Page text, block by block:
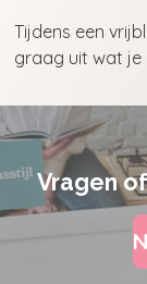
Tijdens een
graag uit wat je
Vragen